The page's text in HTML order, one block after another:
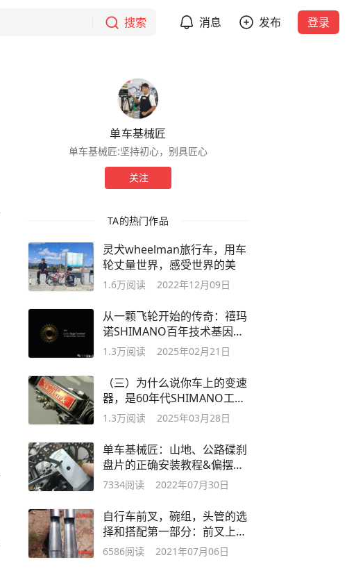
搜索 消息 发布 登录
单车基械匠
单车基械匠:坚持初心，别具匠心
关注
TA的热门作品
灵犬wheelman旅行车，用车
轮丈量世界，感受世界的美
1.6万阅读 2022年12月09日
从一颗飞轮开始的传奇：禧玛
诺SHIMANO百年技术基因的
起源
1.3万阅读 2025年02月21日
（三）为什么说你车上的变速
器，是60年代SHIMANO工程
失败遗产？
1.3万阅读 2025年03月28日
单车基械匠：山地、公路碟刹
盘片的正确安装教程&偏摆矫
正教程
7334阅读 2022年07月30日
自行车前叉，碗组，头管的选
择和搭配第一部分：前叉上管
的规格
6586阅读 2021年07月06日